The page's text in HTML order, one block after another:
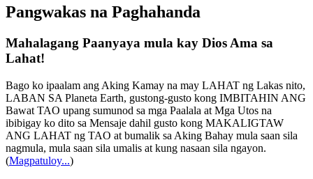
Pangwakas na Paghahanda
Mahalagang Paanyaya mula kay Dios Ama sa
Lahat!
Bago ko ipaalam ang Aking Kamay na may LAHAT ng Lakas nito,
LABAN SA Planeta Earth, gustong-gusto kong IMBITAHIN ANG
Bawat TAO upang sumunod sa mga Paalala at Mga Utos na
ibibigay ko dito sa Mensaje dahil gusto kong MAKALIGTAW
ANG LAHAT ng TAO at bumalik sa Aking Bahay mula saan sila
nagmula, mula saan sila umalis at kung nasaan sila ngayon.
(Magpatuloy...)